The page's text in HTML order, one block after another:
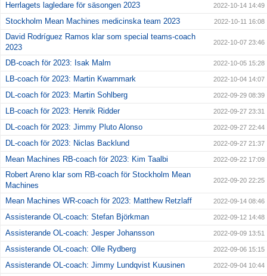
Herrlagets lagledare för säsongen 2023 2022-10-14 14:49
Stockholm Mean Machines medicinska team 2023 2022-10-11 16:08
David Rodríguez Ramos klar som special teams-coach
2023
2022-10-07 23:46
DB-coach för 2023: Isak Malm 2022-10-05 15:28
LB-coach för 2023: Martin Kwarnmark 2022-10-04 14:07
DL-coach för 2023: Martin Sohlberg 2022-09-29 08:39
LB-coach för 2023: Henrik Ridder 2022-09-27 23:31
DL-coach för 2023: Jimmy Pluto Alonso 2022-09-27 22:44
DL-coach för 2023: Niclas Backlund 2022-09-27 21:37
Mean Machines RB-coach för 2023: Kim Taalbi 2022-09-22 17:09
Robert Areno klar som RB-coach för Stockholm Mean
Machines
2022-09-20 22:25
Mean Machines WR-coach för 2023: Matthew Retzlaff 2022-09-14 08:46
Assisterande OL-coach: Stefan Björkman 2022-09-12 14:48
Assisterande OL-coach: Jesper Johansson 2022-09-09 13:51
Assisterande OL-coach: Olle Rydberg 2022-09-06 15:15
Assisterande OL-coach: Jimmy Lundqvist Kuusinen 2022-09-04 10:44